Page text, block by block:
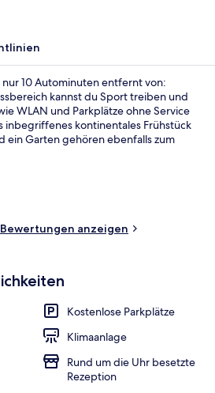
10 Autominuten entfernt von:
kannst du Sport treiben und
WLAN und Parkplätze ohne Service
inbegriffenes kontinentales Frühstück
ein Garten gehören ebenfalls zum
anzeigen
Kostenlose Parkplätze
Klimaanlage
Rund um die Uhr besetzte
Rezeption